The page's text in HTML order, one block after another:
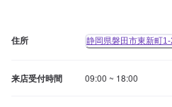
住所 静岡県磐田市東新町1-
来店受付時間 09:00 ~ 18:00